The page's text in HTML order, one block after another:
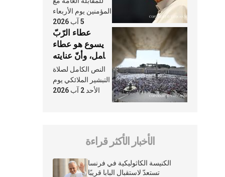
الكنيسة
المؤمنين يوم الأربعاء
5 آب 2026
عطاء الرّبّ
يسوع هو عطاء
شامل، وأنّ عنايته
بنا لا تغيب عنّا
أبدًا
النص الكامل لصلاة
التبشير الملائكي يوم
الأحد 2 آب 2026
الأخبار الأكثر قراءة
الكنيسة الكاثوليكية في فرنسا
تستعدّ لاستقبال البابا قريبًا